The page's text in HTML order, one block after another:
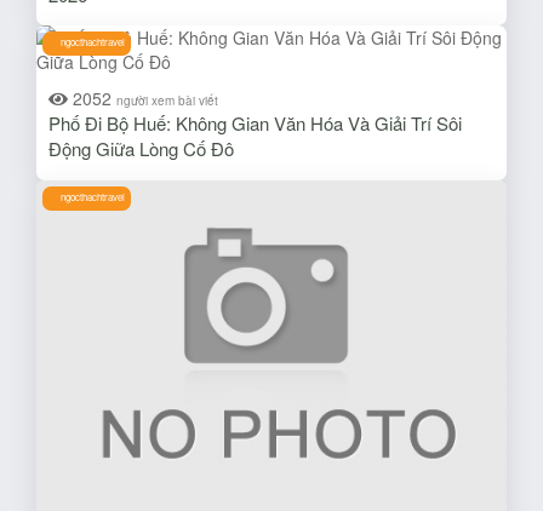
ngocthachtravel
2052 người xem bài viết
Phố Đi Bộ Huế: Không Gian Văn Hóa Và Giải Trí Sôi
Động Giữa Lòng Cố Đô
ngocthachtravel